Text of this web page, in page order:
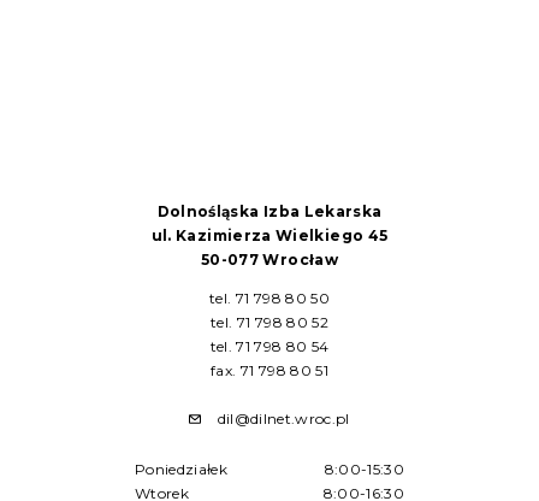
Dolnośląska Izba Lekarska
ul. Kazimierza Wielkiego 45
50-077 Wrocław
tel. 71 798 80 50
tel. 71 798 80 52
tel. 71 798 80 54
fax. 71 798 80 51
dil@dilnet.wroc.pl
Poniedziałek
8:00-15:30
Wtorek
8:00-16:30